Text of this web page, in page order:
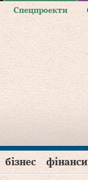
Спецпроекти
бізнес фінанси